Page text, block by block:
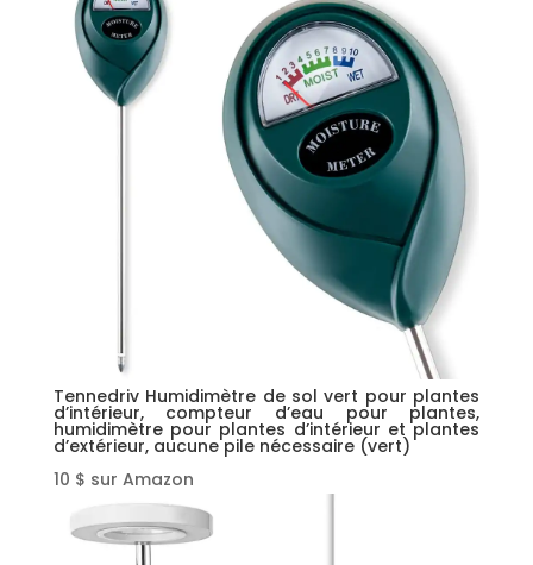
Tennedriv Humidimètre de sol vert pour plantes
d’intérieur, compteur d’eau pour plantes,
humidimètre pour plantes d’intérieur et plantes
d’extérieur, aucune pile nécessaire (vert)
10 $ sur Amazon